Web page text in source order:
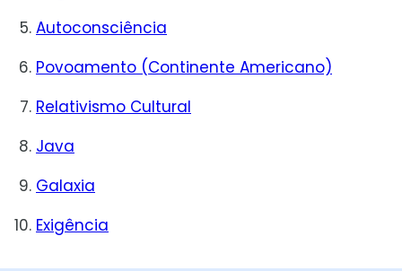
Autoconsciência
Povoamento (Continente Americano)
Relativismo Cultural
Java
Galaxia
Exigência